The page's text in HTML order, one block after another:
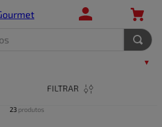
FILTRAR
23 produtos